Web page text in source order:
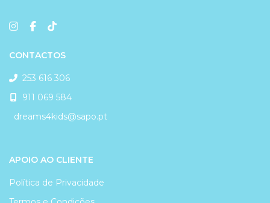
CONTACTOS
253 616 306
911 069 584
dreams4kids@sapo.pt
APOIO AO CLIENTE
Política de Privacidade